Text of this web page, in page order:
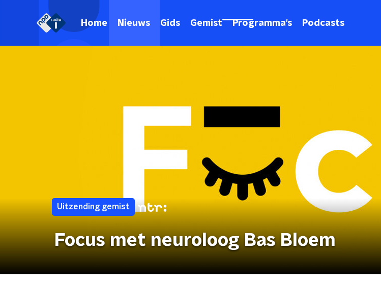
Home Nieuws Gids Gemist Programma's Podcasts
Uitzending gemist
Focus met neuroloog Bas Bloem